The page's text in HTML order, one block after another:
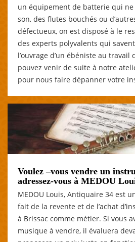
un équipement de batterie qui
son, des flutes bouchés ou
défectueux, on est disposé à le
des experts polyvalents qui
l’ouvrage d’un ébéniste au travail
pouvez venir de suite à notre
pour nous faire dépanner votre
Voulez –vous vendre un
adressez-vous à MEDOU
MEDOU Louis, Antiquaire 34 est
fait de la revente et de l’achat
à Brissac comme métier. Si vous
musique à vendre, il évaluera